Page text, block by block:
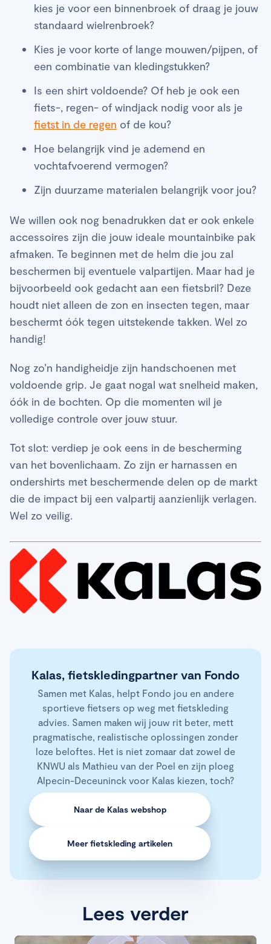
kies je voor een binnenbroek of draag je jouw
standaard wielrenbroek?
Kies je voor korte of lange mouwen/pijpen, of
een combinatie van kledingstukken?
Is een shirt voldoende? Of heb je ook een
fiets-, regen- of windjack nodig voor als je
fietst in de regen of de kou?
Hoe belangrijk vind je ademend en
vochtafvoerend vermogen?
Zijn duurzame materialen belangrijk voor jou?
We willen ook nog benadrukken dat er ook enkele
accessoires zijn die jouw ideale mountainbike pak
afmaken. Te beginnen met de helm die jou zal
beschermen bij eventuele valpartijen. Maar had je
bijvoorbeeld ook gedacht aan een fietsbril? Deze
houdt niet alleen de zon en insecten tegen, maar
beschermt óók tegen uitstekende takken. Wel zo
handig!
Nog zo’n handigheidje zijn handschoenen met
voldoende grip. Je gaat nogal wat snelheid maken,
óók in de bochten. Op die momenten wil je
volledige controle over jouw stuur.
Tot slot: verdiep je ook eens in de bescherming
van het bovenlichaam. Zo zijn er harnassen en
ondershirts met beschermende delen op de markt
die de impact bij een valpartij aanzienlijk verlagen.
Wel zo veilig.
Kalas, fietskledingpartner van Fondo
Samen met Kalas, helpt Fondo jou en andere
sportieve fietsers op weg met fietskleding
advies. Samen maken wij jouw rit beter, mett
pragmatische, realistische oplossingen zonder
loze beloftes. Het is niet zomaar dat zowel de
KNWU als Mathieu van der Poel en zijn ploeg
Alpecin-Deceuninck voor Kalas kiezen, toch?
Naar de Kalas webshop
Meer fietskleding artikelen
Lees verder